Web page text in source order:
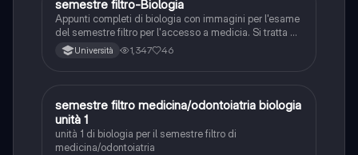
Biologia
semestre filtro-Biologia
Appunti completi di biologia con immagini per l'esame
del semestre filtro per l'accesso a medicia. Si tratta di
integrazione degli appunti presi alle lezioni con libro e
slide. Questo è tutto quello che ho studiato per
Università 1,347 46
Biologia
semestre filtro medicina/odontoiatria biologia
unità 1
unità 1 di biologia per il semestre filtro di
medicina/odontoiatria